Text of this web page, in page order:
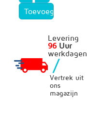
Levering
96 Uur
werkdagen
/
Vertrek uit
ons
magazijn